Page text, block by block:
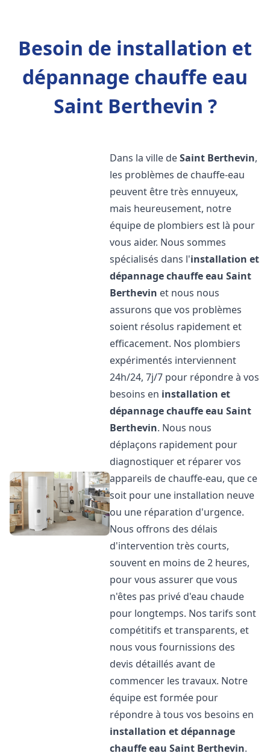
Besoin de installation et
dépannage chauffe eau
Saint Berthevin ?
Dans la ville deSaint Berthevin,
les problèmes de chauffe-eau
peuvent être très ennuyeux,
mais heureusement, notre
équipe de plombiers est là pour
vous aider. Nous sommes
spécialisés dans l'installation et
dépannage chauffe eau Saint
Berthevin et nous nous
assurons que vos problèmes
soient résolus rapidement et
efficacement. Nos plombiers
expérimentés interviennent
24h/24, 7j/7 pour répondre à vos
besoins en installation et
dépannage chauffe eau Saint
Berthevin. Nous nous
déplaçons rapidement pour
diagnostiquer et réparer vos
appareils de chauffe-eau, que ce
soit pour une installation neuve
ou une réparation d'urgence.
Nous offrons des délais
d'intervention très courts,
souvent en moins de 2 heures,
pour vous assurer que vous
n'êtes pas privé d'eau chaude
pour longtemps. Nos tarifs sont
compétitifs et transparents, et
nous vous fournissions des
devis détaillés avant de
commencer les travaux. Notre
équipe est formée pour
répondre à tous vos besoins en
installation et dépannage
chauffe eau Saint Berthevin.